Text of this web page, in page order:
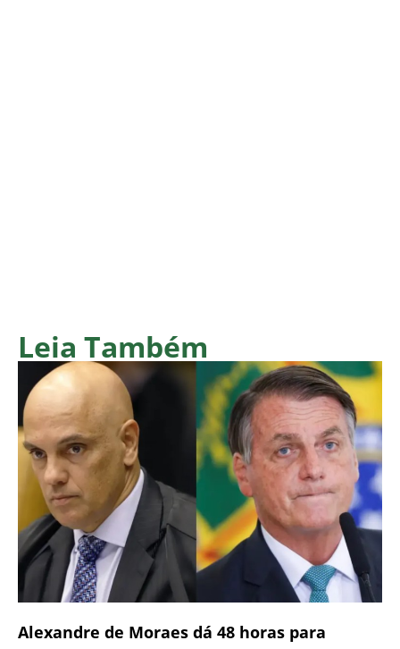
Leia Também
Alexandre de Moraes dá 48 horas para